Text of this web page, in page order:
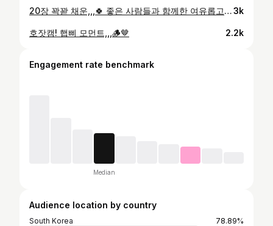
20장 꽉꽏 채운,,,🍀 좋은 사람들과 함께한 여유롭고 행복했던 - ! 2박 3일 Ztrek!💙🖤 #지트렉 #지트렉정선 #지트렉 #지팩스 #백패킹 #백패커 #강원도 #강원도백패킹 #강원도정선 #정선 #나전역 #백패킹 #백패킹스타그램 #백패커 #백린이 #backpacking #バックパッキング#zpacks #Ztrek ⛰️3k
호잣캠! 햅삐 모먼트,,,🪵🤎 2.2k
Engagement rate benchmark
Median
Audience location by country
South Korea
78.89%